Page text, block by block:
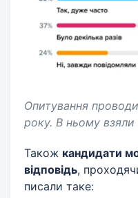
Опитування
року. В ньому
Також кандидати
відповідь,
писали таке: